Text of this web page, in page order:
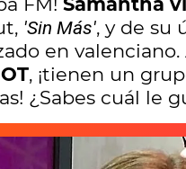
'Sin Más', y de su
en
, ¡tienen un
¿Sabes cuál le